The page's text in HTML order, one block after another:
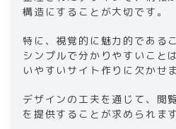
構造にすることが大切です。
特に、視覚的に魅力的である
シンプルで分かりやすいこと
いやすいサイト作りに欠かせ
デザインの工夫を通じて、閲
を提供することが求められます